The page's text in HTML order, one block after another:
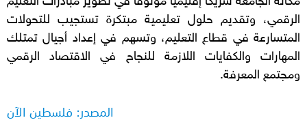
الرقمي، وتقديم حلول تعليمية مبتكرة تستجيب للتحولات
المتسارعة في قطاع التعليم، وتسهم في إعداد أجيال تمتلك
المهارات والكفايات اللازمة للنجاح في الاقتصاد الرقمي
ومجتمع المعرفة.
المصدر: فلسطين الآن